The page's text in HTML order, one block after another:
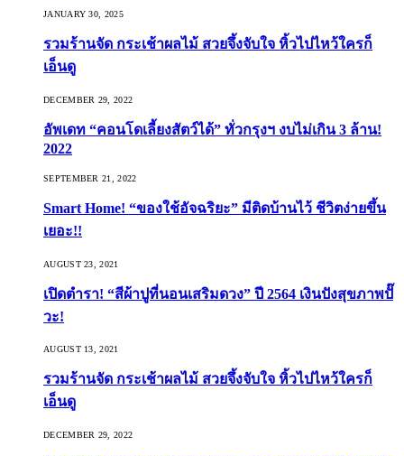
JANUARY 30, 2025
รวมร้านจัด กระเช้าผลไม้ สวยจึ้งจับใจ หิ้วไปไหว้ใครก็
เอ็นดู
DECEMBER 29, 2022
อัพเดท “คอนโดเลี้ยงสัตว์ได้” ทั่วกรุงฯ งบไม่เกิน 3 ล้าน!
2022
SEPTEMBER 21, 2022
Smart Home! “ของใช้อัจฉริยะ” มีติดบ้านไว้ ชีวิตง่ายขึ้น
เยอะ!!
AUGUST 23, 2021
เปิดตำรา! “สีผ้าปูที่นอนเสริมดวง” ปี 2564 เงินปังสุขภาพปั๊
วะ!
AUGUST 13, 2021
รวมร้านจัด กระเช้าผลไม้ สวยจึ้งจับใจ หิ้วไปไหว้ใครก็
เอ็นดู
DECEMBER 29, 2022